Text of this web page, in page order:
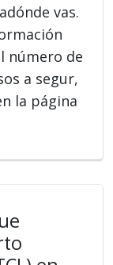
vas.
número de
a segur,
la página